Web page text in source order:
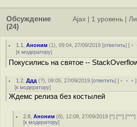
Обсуждение
(24)
Ajax 1 уровень
1.1 ,Аноним (1), 09:04, 27/09/2019 [ответить] [
[к модератору]
Покусились на святое --
1.2 ,Ддд (?), 09:05, 27/09/2019 [ответить] [ ﹢﹢﹢
[к модератору]
Ждемс релиза без костылей
2.8 ,Аноним (8), 12:08, 27/09/2019 [^] [^^] [^^^]
[к модератору]